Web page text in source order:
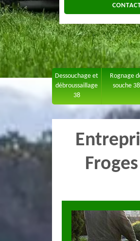
Dessouchage et
débroussaillage
38
Rognage
souche 38